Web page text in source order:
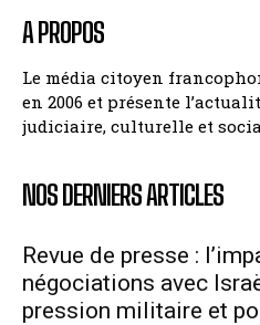
A PROPOS
Le média citoyen
en 2006 et présente
judiciaire, culturelle et
NOS DERNIERS ARTICLES
Revue de presse :
négociations avec
pression militaire et